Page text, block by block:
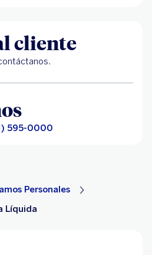
cliente
595-0000
Personales
Líquida